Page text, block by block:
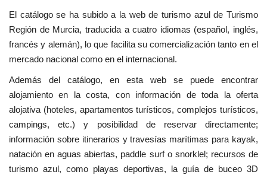
El catálogo se ha subido a la web de turismo azul de Turismo
Región de Murcia, traducida a cuatro idiomas (español, inglés,
francés y alemán), lo que facilita su comercialización tanto en el
mercado nacional como en el internacional.
Además del catálogo, en esta web se puede encontrar
alojamiento en la costa, con información de toda la oferta
alojativa (hoteles, apartamentos turísticos, complejos turísticos,
campings, etc.) y posibilidad de reservar directamente;
información sobre itinerarios y travesías marítimas para kayak,
natación en aguas abiertas, paddle surf o snorklel; recursos de
turismo azul, como playas deportivas, la guía de buceo 3D